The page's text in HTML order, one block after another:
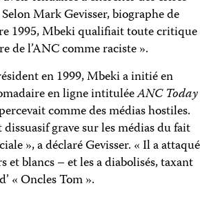
Mark Gevisser, biographe de
1995, Mbeki qualifiait toute critique
de l’ANC comme raciste ».
en 1999, Mbeki a initié en
en ligne intituléeANC Today
comme des médias hostiles.
grave sur ​​les médias du fait
», a déclaré Gevisser. « Il a attaqué
et blancs – et les a diabolisés, taxant
« Oncles Tom ».